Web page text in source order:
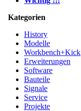
Kategorien
History
Modelle
Workbench+Kick
Erweiterungen
Software
Bauteile
Signale
Service
Projekte